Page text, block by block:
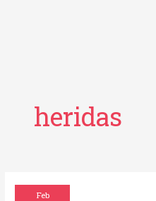
heridas
Feb
Fuego